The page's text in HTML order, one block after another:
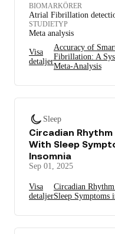
BIOMARKÖRER
Atrial Fibrillation
STUDIETYP
Meta analysis
Visa
detaljer
Accuracy of
Fibrillation: A
Meta-Analysis
Sleep
Circadian
With Sleep
Insomnia
Sep 01, 2025
Visa
detaljer
Circadian
Sleep Symptoms